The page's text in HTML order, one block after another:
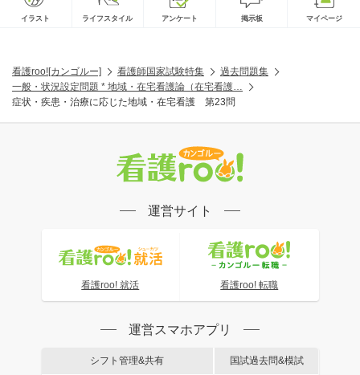
イラスト ライフスタイル アンケート 掲示板 マイページ
看護roo![カンゴルー] 看護師国家試験特集
過去問題集
一般・状況設定問題 * 地域・在宅看護論（在宅看護…
症状・疾患・治療に応じた地域・在宅看護 第23問
運営サイト
看護roo! 就活 看護roo! 転職
運営スマホアプリ
シフト管理&共有 国試過去問&模試